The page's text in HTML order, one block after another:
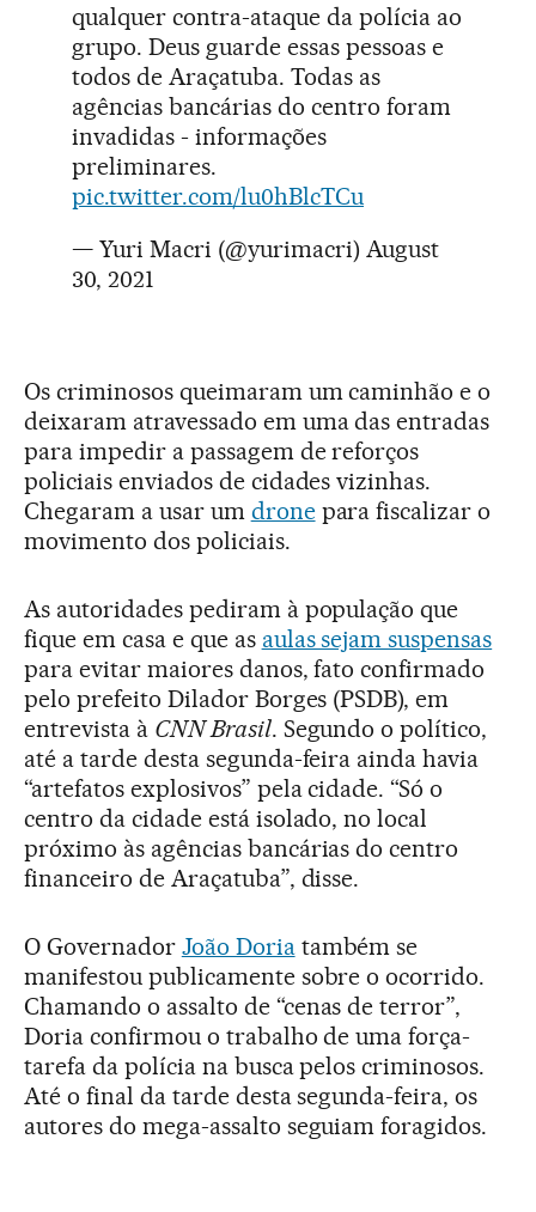
qualquer contra-ataque da polícia ao
grupo. Deus guarde essas pessoas e
todos de Araçatuba. Todas as
agências bancárias do centro foram
invadidas - informações
preliminares.
pic.twitter.com/lu0hBlcTCu
— Yuri Macri (@yurimacri) August
30, 2021
Os criminosos queimaram um caminhão e o
deixaram atravessado em uma das entradas
para impedir a passagem de reforços
policiais enviados de cidades vizinhas.
Chegaram a usar um dronepara fiscalizar o
movimento dos policiais.
As autoridades pediram à população que
fique em casa e que as aulas sejam suspensas
para evitar maiores danos, fato confirmado
pelo prefeito Dilador Borges (PSDB), em
entrevista à CNN Brasil. Segundo o político,
até a tarde desta segunda-feira ainda havia
“artefatos explosivos” pela cidade. “Só o
centro da cidade está isolado, no local
próximo às agências bancárias do centro
financeiro de Araçatuba”, disse.
O Governador João Doriatambém se
manifestou publicamente sobre o ocorrido.
Chamando o assalto de “cenas de terror”,
Doria confirmou o trabalho de uma força-
tarefa da polícia na busca pelos criminosos.
Até o final da tarde desta segunda-feira, os
autores do mega-assalto seguiam foragidos.